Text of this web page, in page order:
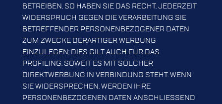
BETREIBEN, SO HABEN SIE DAS RECHT, JEDERZEIT
WIDERSPRUCH GEGEN DIE VERARBEITUNG SIE
BETREFFENDER PERSONENBEZOGENER DATEN
ZUM ZWECKE DERARTIGER WERBUNG
EINZULEGEN; DIES GILT AUCH FÜR DAS
PROFILING, SOWEIT ES MIT SOLCHER
DIREKTWERBUNG IN VERBINDUNG STEHT. WENN
SIE WIDERSPRECHEN, WERDEN IHRE
PERSONENBEZOGENEN DATEN ANSCHLIESSEND